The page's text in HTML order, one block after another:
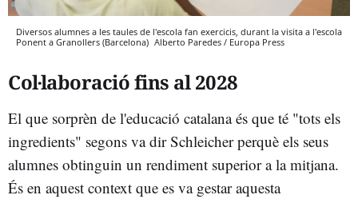
Diversos alumnes a les taules de l'escola fan exercicis, durant la visita a l'escola
Ponent a Granollers (Barcelona) Alberto Paredes / Europa Press
Col·laboració fins al 2028
El que sorprèn de l'educació catalana és que té "tots els
ingredients" segons va dir Schleicher perquè els seus
alumnes obtinguin un rendiment superior a la mitjana.
És en aquest context que es va gestar aquesta